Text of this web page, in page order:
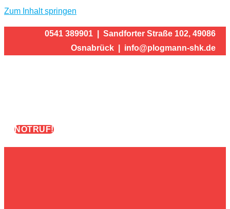
Zum Inhalt springen
0541 389901 | Sandforter Straße 102, 49086
Osnabrück | info@plogmann-shk.de
NOTRUF!